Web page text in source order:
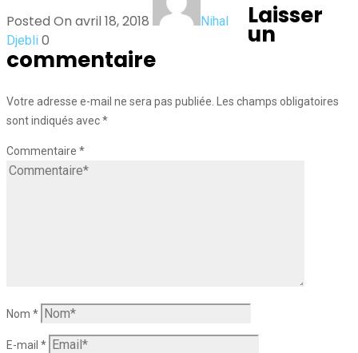
Posted On avril 18, 2018
Nihal
Djebli 0
Laisser
un
commentaire
Votre adresse e-mail ne sera pas publiée. Les champs obligatoires
sont indiqués avec*
Commentaire *
Nom *
E-mail *